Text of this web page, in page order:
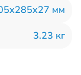
мм
3.23 кг